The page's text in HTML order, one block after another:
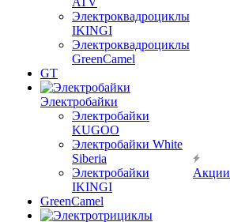
Электроквадроциклы
IKINGI
Электроквадроциклы
GreenCamel
GT
Электробайки
Электробайки
KUGOO
Электробайки White
Siberia
Электробайки
IKINGI
GreenCamel
Акции